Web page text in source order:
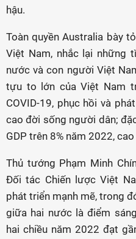
hậu.
Toàn quyền Australia bày
Việt Nam, nhắc lại những
nước và con người Việt
tựu to lớn của Việt Nam
COVID-19, phục hồi và
cao đời sống người dân;
GDP trên 8% năm 2022,
Thủ tướng Phạm Minh
Đối tác Chiến lược Việt
phát triển mạnh mẽ, trong
giữa hai nước là điểm
hai chiều năm 2022 đạt